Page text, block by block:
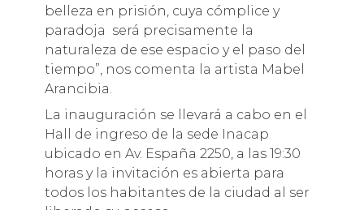
belleza en prisión, cuya cómplice y
paradoja será precisamente la
naturaleza de ese espacio y el paso del
tiempo”, nos comenta la artista Mabel
Arancibia.
La inauguración se llevará a cabo en el
Hall de ingreso de la sede Inacap
ubicado en Av. España 2250, a las 19:30
horas y la invitación es abierta para
todos los habitantes de la ciudad al ser